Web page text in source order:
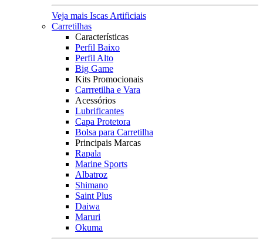
Veja mais Iscas Artificiais
Carretilhas
Características
Perfil Baixo
Perfil Alto
Big Game
Kits Promocionais
Carrretilha e Vara
Acessórios
Lubrificantes
Capa Protetora
Bolsa para Carretilha
Principais Marcas
Rapala
Marine Sports
Albatroz
Shimano
Saint Plus
Daiwa
Maruri
Okuma